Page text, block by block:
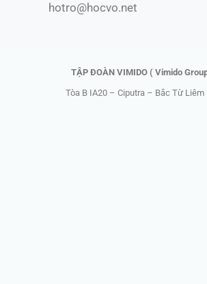
hotro@hocvo.net
TẬP ĐOÀN VIMIDO ( Vimido
Tòa B IA20 – Ciputra – Bắc Từ Liêm